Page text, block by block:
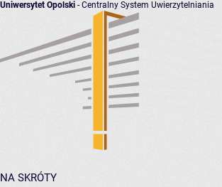
Uniwersytet Opolski - Centralny System Uwierzytelniania
NA SKRÓTY